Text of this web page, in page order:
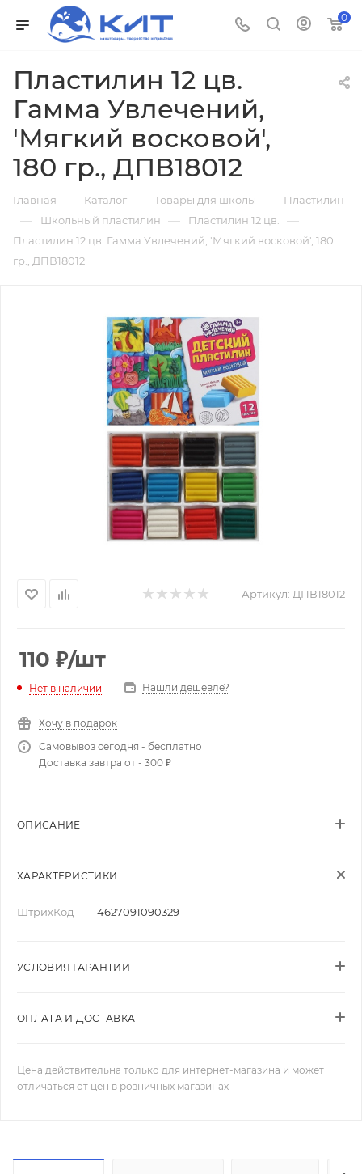
0
Пластилин 12 цв.
Гамма Увлечений,
'Мягкий восковой',
180 гр., ДПВ18012
Главная — Каталог — Товары для школы — Пластилин
— Школьный пластилин — Пластилин 12 цв. —
Пластилин 12 цв. Гамма Увлечений, 'Мягкий восковой', 180
гр., ДПВ18012
Артикул: ДПВ18012
110 ₽/шт
Нет в наличии Нашли дешевле?
Хочу в подарок
Самовывоз сегодня - бесплатно
Доставка завтра от - 300 ₽
ОПИСАНИЕ
ХАРАКТЕРИСТИКИ
ШтрихКод — 4627091090329
УСЛОВИЯ ГАРАНТИИ
ОПЛАТА И ДОСТАВКА
Цена действительна только для интернет-магазина и может
отличаться от цен в розничных магазинах